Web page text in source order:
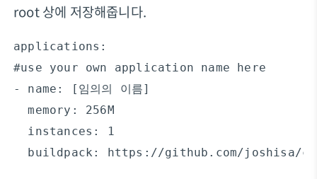
root 상에 저장해줍니다.
applications:
#use your own application name here
- name: [임의의 이름]
  memory: 256M
  instances: 1
buildpack: https://github.com/joshisa/